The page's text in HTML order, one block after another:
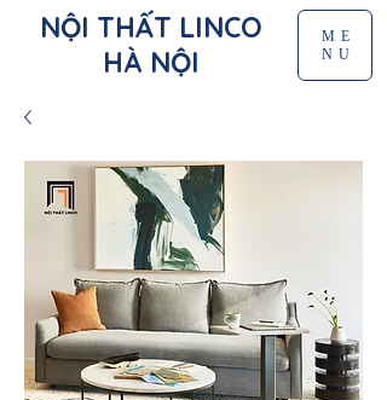
NỘI THẤT LINCO
HÀ NỘI
ME
NU